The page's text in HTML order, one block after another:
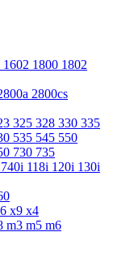
1800 1802
2800cs
325 328 330 335
535 545 550
730 735
118i 120i 130i
x9 x4
m3 m5 m6